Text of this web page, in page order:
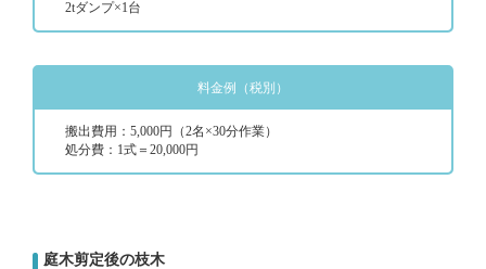
2tダンプ×1台
料金例（税別）
搬出費用：5,000円（2名×30分作業）
処分費：1式＝20,000円
庭木剪定後の枝木